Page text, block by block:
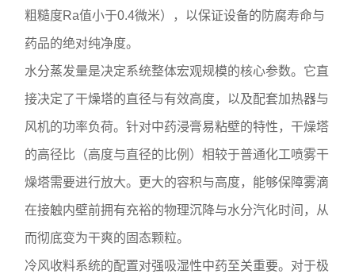
粗糙度Ra值小于0.4微米），以保证设备的防腐寿命与
药品的绝对纯净度。
水分蒸发量是决定系统整体宏观规模的核心参数。它直
接决定了干燥塔的直径与有效高度，以及配套加热器与
风机的功率负荷。针对中药浸膏易粘壁的特性，干燥塔
的高径比（高度与直径的比例）相较于普通化工喷雾干
燥塔需要进行放大。更大的容积与高度，能够保障雾滴
在接触内壁前拥有充裕的物理沉降与水分汽化时间，从
而彻底变为干爽的固态颗粒。
冷风收料系统的配置对强吸湿性中药至关重要。对于极